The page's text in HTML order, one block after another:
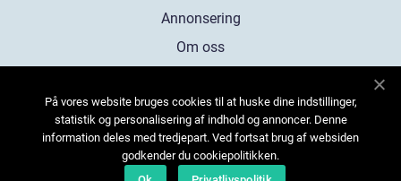
Annonsering
Om oss
Kontakta oss
Sitemap
På vores website bruges cookies til at huske dine indstillinger,
statistik og personalisering af indhold og annoncer. Denne
information deles med tredjepart. Ved fortsat brug af websiden
godkender du cookiepolitikken.